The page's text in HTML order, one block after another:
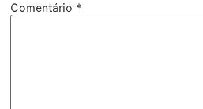
Comentário *